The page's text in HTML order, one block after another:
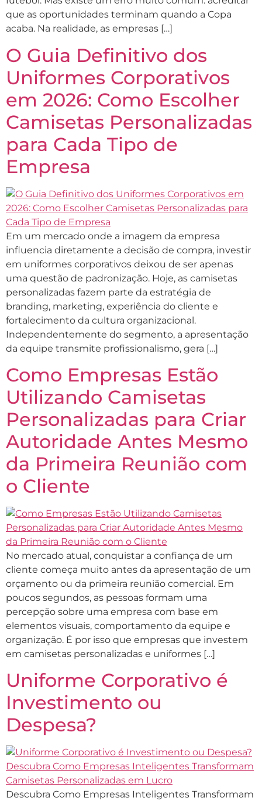
que as oportunidades terminam quando a Copa
acaba. Na realidade, as empresas […]
O Guia Definitivo dos
Uniformes Corporativos
em 2026: Como Escolher
Camisetas Personalizadas
para Cada Tipo de
Empresa
Em um mercado onde a imagem da empresa
influencia diretamente a decisão de compra, investir
em uniformes corporativos deixou de ser apenas
uma questão de padronização. Hoje, as camisetas
personalizadas fazem parte da estratégia de
branding, marketing, experiência do cliente e
fortalecimento da cultura organizacional.
Independentemente do segmento, a apresentação
da equipe transmite profissionalismo, gera […]
Como Empresas Estão
Utilizando Camisetas
Personalizadas para Criar
Autoridade Antes Mesmo
da Primeira Reunião com
o Cliente
No mercado atual, conquistar a confiança de um
cliente começa muito antes da apresentação de um
orçamento ou da primeira reunião comercial. Em
poucos segundos, as pessoas formam uma
percepção sobre uma empresa com base em
elementos visuais, comportamento da equipe e
organização. É por isso que empresas que investem
em camisetas personalizadas e uniformes […]
Uniforme Corporativo é
Investimento ou
Despesa?
Descubra Como Empresas Inteligentes Transformam